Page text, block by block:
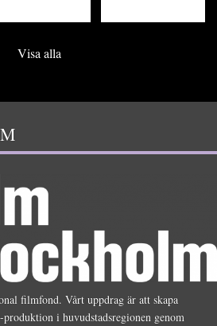
Visa alla
filmfond. Vårt uppdrag är att skapa
i huvudstadsregionen genom